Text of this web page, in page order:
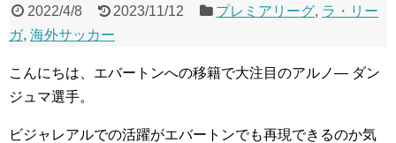
2022/4/8 2023/11/12 プレミアリーグ, ラ・リー
ガ, 海外サッカー
こんにちは、エバートンへの移籍で大注目のアルノ― ダン
ジュマ選手。
ビジャレアルでの活躍がエバートンでも再現できるのか気